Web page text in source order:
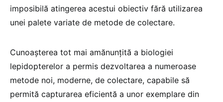
imposibilă atingerea acestui obiectiv fără utilizarea
unei palete variate de metode de colectare.
Cunoașterea tot mai amănunțită a biologiei
lepidopterelor a permis dezvoltarea a numeroase
metode noi, moderne, de colectare, capabile să
permită capturarea eficientă a unor exemplare din